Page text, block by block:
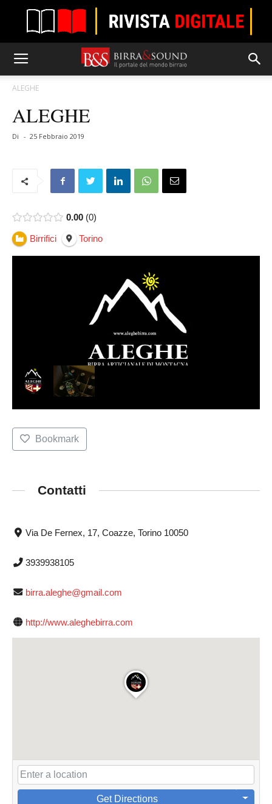
ALEGHE
ALEGHE
Di - 25 Febbraio 2019
0.00 0
Birrifici Torino
Bookmark
Contatti
Via De Fernex, 17, Coazze, Torino 10050
3939938105
birra.aleghe@gmail.com
http://www.aleghebirra.com
Get Directions